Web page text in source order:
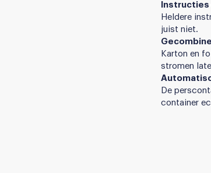
Heldere
juist niet.
Karton en
stromen
De
container